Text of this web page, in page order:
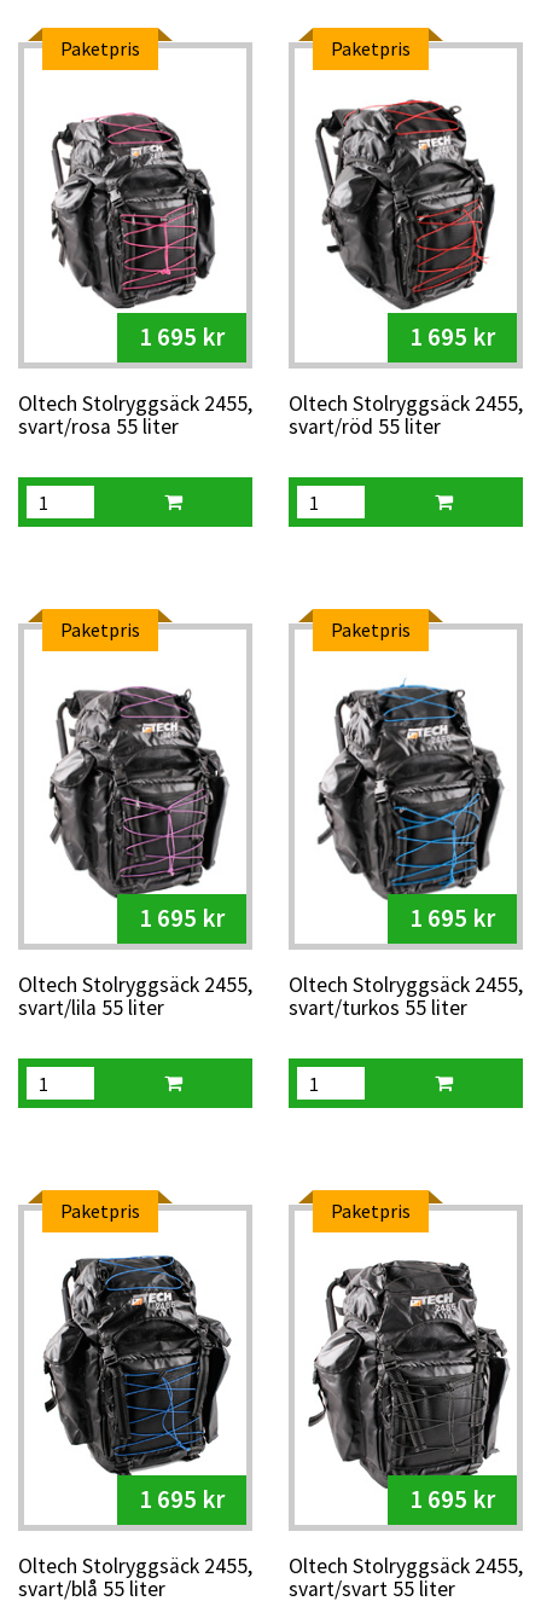
Paketpris
1 695 kr
Oltech Stolryggsäck 2455,
svart/rosa 55 liter
Paketpris
1 695 kr
Oltech Stolryggsäck 2455,
svart/röd 55 liter
Paketpris
1 695 kr
Oltech Stolryggsäck 2455,
svart/lila 55 liter
Paketpris
1 695 kr
Oltech Stolryggsäck 2455,
svart/turkos 55 liter
Paketpris
1 695 kr
Oltech Stolryggsäck 2455,
svart/blå 55 liter
Paketpris
1 695 kr
Oltech Stolryggsäck 2455,
svart/svart 55 liter